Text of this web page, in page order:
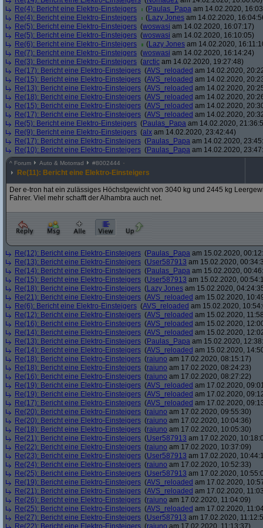
Re(4): Bericht eine Elektro-Einsteigers
(Paulas_Papa am 14.02.2020,
Re(4): Bericht eine Elektro-Einsteigers
(Lazy Jones am 14.02.2020,
Re(5): Bericht eine Elektro-Einsteigers (woswasi am 14.02.2020, 16:07:17)
Re(5): Bericht eine Elektro-Einsteigers (woswasi am 14.02.2020, 16:10:05)
Re(6): Bericht eine Elektro-Einsteigers
(Lazy Jones am 14.02.2020,
Re(7): Bericht eine Elektro-Einsteigers (woswasi am 14.02.2020, 16:14:24)
Re(3): Bericht eine Elektro-Einsteigers (arctic am 14.02.2020, 19:27:48)
Re(17): Bericht eine Elektro-Einsteigers (AVS_reloaded am 14.02.2020,
Re(15): Bericht eine Elektro-Einsteigers (AVS_reloaded am 14.02.2020,
Re(13): Bericht eine Elektro-Einsteigers (AVS_reloaded am 14.02.2020,
Re(18): Bericht eine Elektro-Einsteigers (AVS_reloaded am 14.02.2020,
Re(15): Bericht eine Elektro-Einsteigers (AVS_reloaded am 14.02.2020,
Re(17): Bericht eine Elektro-Einsteigers (AVS_reloaded am 14.02.2020,
Re(5): Bericht eine Elektro-Einsteigers (Paulas_Papa am 14.02.2020,
Re(9): Bericht eine Elektro-Einsteigers (alx am 14.02.2020, 23:42:44)
Re(17): Bericht eine Elektro-Einsteigers (Paulas_Papa am 14.02.2020,
Re(10): Bericht eine Elektro-Einsteigers (Paulas_Papa am 14.02.2020,
^ Forum Auto & Motorrad #8002444
Re(11): Bericht eine Elektro-Einsteigers
Der e-tron hat ein zulässiges Höchstgewicht von 3040 kg und 2445 kg
Fahrer. Viel mehr schafft der Alhambra auch net.
Re(12): Bericht eine Elektro-Einsteigers (Paulas_Papa am 15.02.2020,
Re(13): Bericht eine Elektro-Einsteigers (User587913 am 15.02.2020,
Re(14): Bericht eine Elektro-Einsteigers (Paulas_Papa am 15.02.2020,
Re(15): Bericht eine Elektro-Einsteigers (User587913 am 15.02.2020,
Re(18): Bericht eine Elektro-Einsteigers (Lazy Jones am 15.02.2020,
Re(21): Bericht eine Elektro-Einsteigers (AVS_reloaded am 15.02.2020,
Re(6): Bericht eine Elektro-Einsteigers (AVS_reloaded am 15.02.2020,
Re(12): Bericht eine Elektro-Einsteigers (AVS_reloaded am 15.02.2020,
Re(16): Bericht eine Elektro-Einsteigers (AVS_reloaded am 15.02.2020,
Re(14): Bericht eine Elektro-Einsteigers (AVS_reloaded am 15.02.2020,
Re(13): Bericht eine Elektro-Einsteigers (Paulas_Papa am 15.02.2020,
Re(14): Bericht eine Elektro-Einsteigers (AVS_reloaded am 15.02.2020,
Re(18): Bericht eine Elektro-Einsteigers (raiuno am 17.02.2020, 08:15:17)
Re(18): Bericht eine Elektro-Einsteigers (raiuno am 17.02.2020, 08:24:23)
Re(16): Bericht eine Elektro-Einsteigers (raiuno am 17.02.2020, 08:27:22)
Re(19): Bericht eine Elektro-Einsteigers (AVS_reloaded am 17.02.2020,
Re(19): Bericht eine Elektro-Einsteigers (AVS_reloaded am 17.02.2020,
Re(17): Bericht eine Elektro-Einsteigers (AVS_reloaded am 17.02.2020,
Re(20): Bericht eine Elektro-Einsteigers (raiuno am 17.02.2020, 09:55:30)
Re(20): Bericht eine Elektro-Einsteigers (raiuno am 17.02.2020, 10:04:36)
Re(18): Bericht eine Elektro-Einsteigers (raiuno am 17.02.2020, 10:05:30)
Re(21): Bericht eine Elektro-Einsteigers (User587913 am 17.02.2020,
Re(22): Bericht eine Elektro-Einsteigers (raiuno am 17.02.2020, 10:37:09)
Re(23): Bericht eine Elektro-Einsteigers (User587913 am 17.02.2020,
Re(24): Bericht eine Elektro-Einsteigers (raiuno am 17.02.2020, 10:52:33)
Re(25): Bericht eine Elektro-Einsteigers (User587913 am 17.02.2020,
Re(19): Bericht eine Elektro-Einsteigers (AVS_reloaded am 17.02.2020,
Re(21): Bericht eine Elektro-Einsteigers (AVS_reloaded am 17.02.2020,
Re(26): Bericht eine Elektro-Einsteigers (raiuno am 17.02.2020, 11:04:09)
Re(25): Bericht eine Elektro-Einsteigers (AVS_reloaded am 17.02.2020,
Re(27): Bericht eine Elektro-Einsteigers (User587913 am 17.02.2020,
Re(22): Bericht eine Elektro-Einsteigers (raiuno am 17.02.2020, 11:13:37)